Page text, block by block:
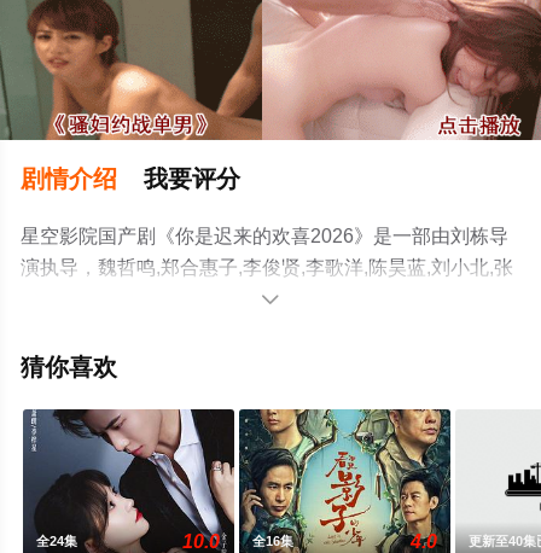
剧情介绍 我要评分
星空影院国产剧《你是迟来的欢喜2026》是一部由刘栋导
演执导，魏哲鸣,郑合惠子,李俊贤,李歌洋,陈昊蓝,刘小北,张
远,张沐兮,胡艺严,范湉湉,姬晨牧等演员精彩演绎的大陆电
无删减完整版电视剧全集就上星空影视，更多相关信息可

猜你喜欢
全24集 10.0 全16集 4.0 更新至40集